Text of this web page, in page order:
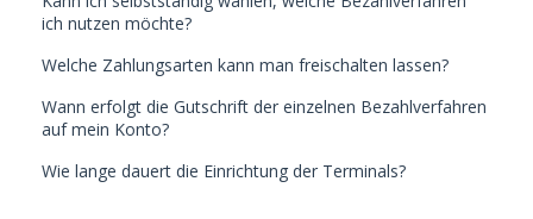
ich nutzen möchte?
Welche Zahlungsarten kann man freischalten lassen?
Wann erfolgt die Gutschrift der einzelnen Bezahlverfahren
auf mein Konto?
Wie lange dauert die Einrichtung der Terminals?